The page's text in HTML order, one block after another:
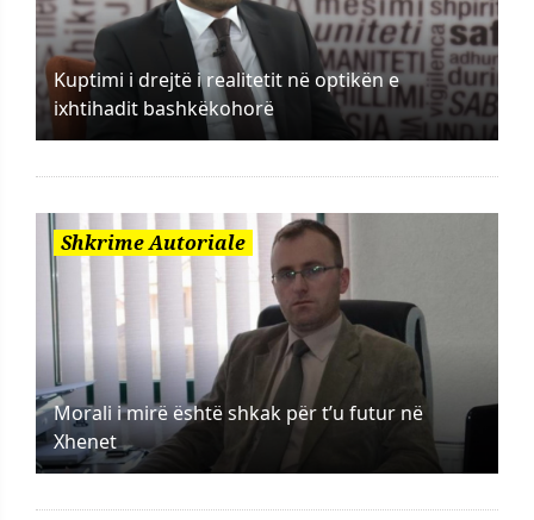
Kuptimi i drejtë i realitetit në optikën e
ixhtihadit bashkëkohorë
Shkrime Autoriale
Morali i mirë është shkak për t’u futur në
Xhenet